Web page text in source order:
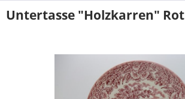
Untertasse "Holzkarren" Rot